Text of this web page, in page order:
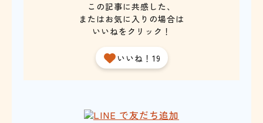
この記事に共感した、
またはお気に入りの場合は
いいねをクリック！
いいね！19